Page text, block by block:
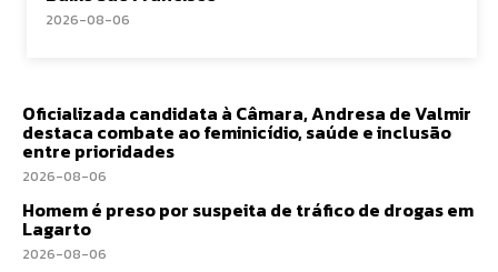
2026-08-06
Oficializada candidata à Câmara, Andresa de Valmir
destaca combate ao feminicídio, saúde e inclusão
entre prioridades
2026-08-06
Homem é preso por suspeita de tráfico de drogas em
Lagarto
2026-08-06